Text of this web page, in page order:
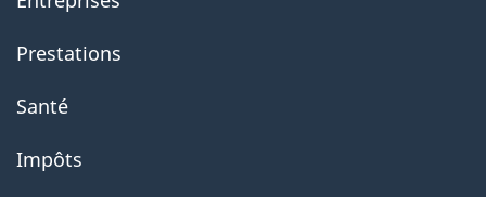
Prestations
Santé
Impôts